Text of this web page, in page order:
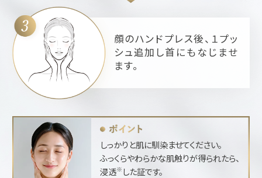
顔のハンドプレス後、１プッ
シュ追加し首にもなじませ
ます。
しっかりと肌に馴染ませてください。
ふっくらやわらかな肌触りが得られたら、
浸透※ した証です。